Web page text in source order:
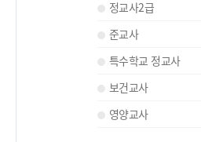
정교사2급
준교사
특수학교 정교사
보건교사
영양교사